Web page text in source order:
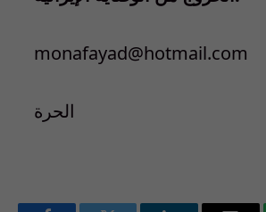
monafayad@hotmail.com
الحرة